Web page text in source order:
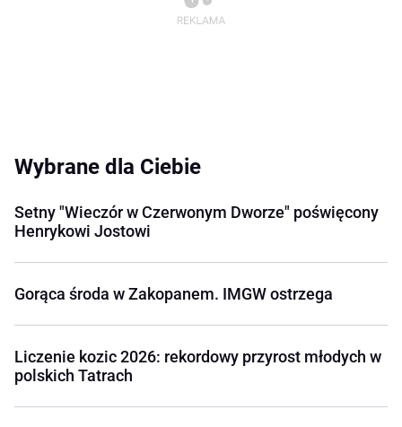
Wybrane dla Ciebie
Setny "Wieczór w Czerwonym Dworze" poświęcony
Henrykowi Jostowi
Gorąca środa w Zakopanem. IMGW ostrzega
Liczenie kozic 2026: rekordowy przyrost młodych w
polskich Tatrach